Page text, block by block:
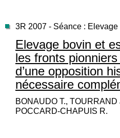
3R 2007 - Séance :
Elevage bovin et
les fronts
d’une opposition
nécessaire
BONAUDO T., TOURRAND
POCCARD-CHAPUIS R.